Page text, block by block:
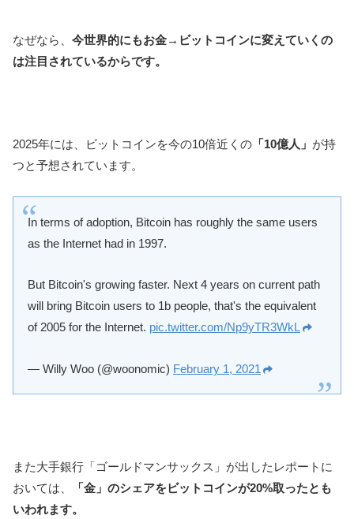
なぜなら、 今世界的にもお金→ビットコインに変えていくの
は注目されているからです。
2025年には、ビットコインを今の10倍近くの 「10億人」 が持
つと予想されています。
In terms of adoption, Bitcoin has roughly the same users
as the Internet had in 1997.
But Bitcoin's growing faster. Next 4 years on current path
will bring Bitcoin users to 1b people, that's the equivalent
of 2005 for the Internet. pic.twitter.com/Np9yTR3WkL
— Willy Woo (@woonomic) February 1, 2021
また大手銀行「ゴールドマンサックス」が出したレポートに
おいては、
「金」のシェアをビットコインが20%取ったとも
いわれます。